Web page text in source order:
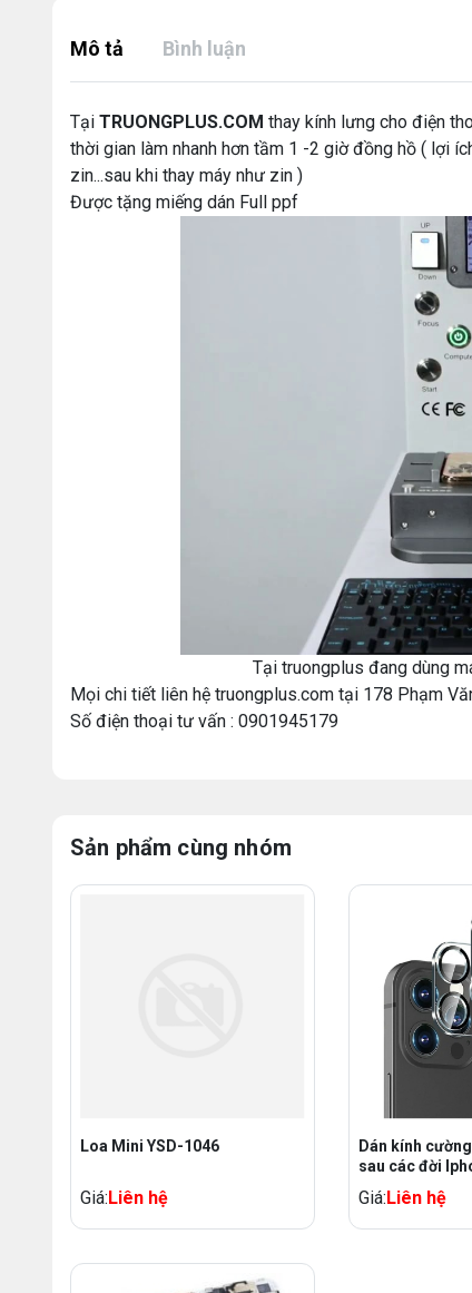
Mô tả Bình luận
Tại TRUONGPLUS.COM thay kính lưng cho điện
thời gian làm nhanh hơn tầm 1 -2 giờ đồng hồ ( lợi
zin...sau khi thay máy như zin )
Được tặng miếng dán Full ppf
Tại truongplus đang dùng
Mọi chi tiết liên hệ truongplus.com tại 178 Phạm
Số điện thoại tư vấn : 0901945179
Sản phẩm cùng nhóm
Loa Mini YSD-1046
Giá: Liên hệ
Dán kính cường lực Camera
sau các đời
Giá: Liên hệ